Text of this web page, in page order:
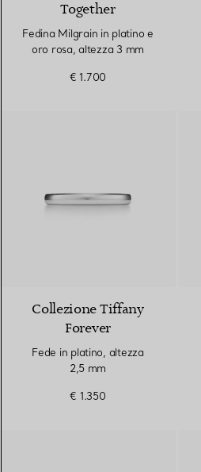
Together
Fedina Milgrain in platino e
oro rosa, altezza 3 mm
€ 1.700
Collezione Tiffany
Forever
Fede in platino, altezza
2,5 mm
€ 1.350